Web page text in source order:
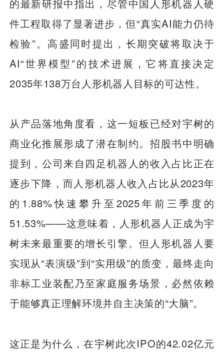
的最新研报中指出，尽管中国人形机器人硬
件工程取得了显著进步，但“真实AI能力仍待
检验”。高盛同时提出，长期突破将取决于
AI“世界模型”的技术进展，它将直接决定
2035年138万台人形机器人目标的可达性。
从产品落地角度看，这一短板已经对宇树的
商业化推展形成了潜在制约。招股书中明确
提到，公司来自四足机器人的收入占比正在
逐步下降，而人形机器人收入占比从2023年
的1.88%快速攀升至2025年前三季度的
51.53%——这意味着，人形机器人正成为宇
树未来最重要的增长引擎。但人形机器人要
实现从“表演级”到“实用级”的质变，最终走向
非标工业装配乃至家庭服务场景，必然依赖
于能够真正理解环境并自主决策的“大脑”。
这正是为什么，在宇树此次IPO的42.02亿元